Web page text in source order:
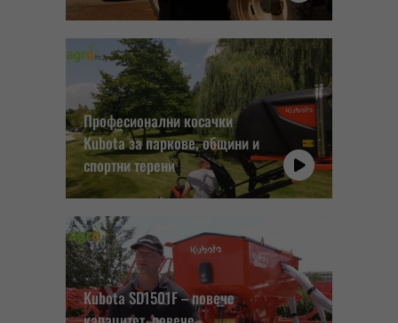
Професионални косачки
Kubota за паркове, общини и
спортни терени
Kubota SD1501F – повече